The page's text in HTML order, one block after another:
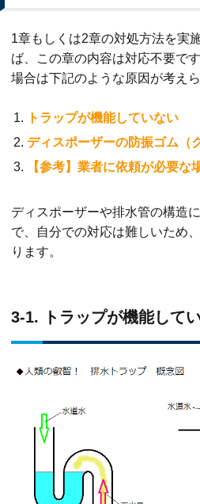
1章もしくは2章の対処方法を実
ば、この章の内容は対応不要で
場合は下記のような原因が考えら
トラップが機能していない
ディスポーザーの防振ゴム（
【参考】業者に依頼が必要な
ディスポーザーや排水管の構造
で、自分での対応は難しいため
ります。
3-1. トラップが機能して